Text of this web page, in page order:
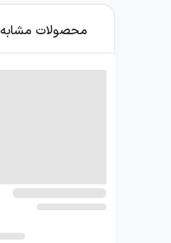
محصولات مشابه